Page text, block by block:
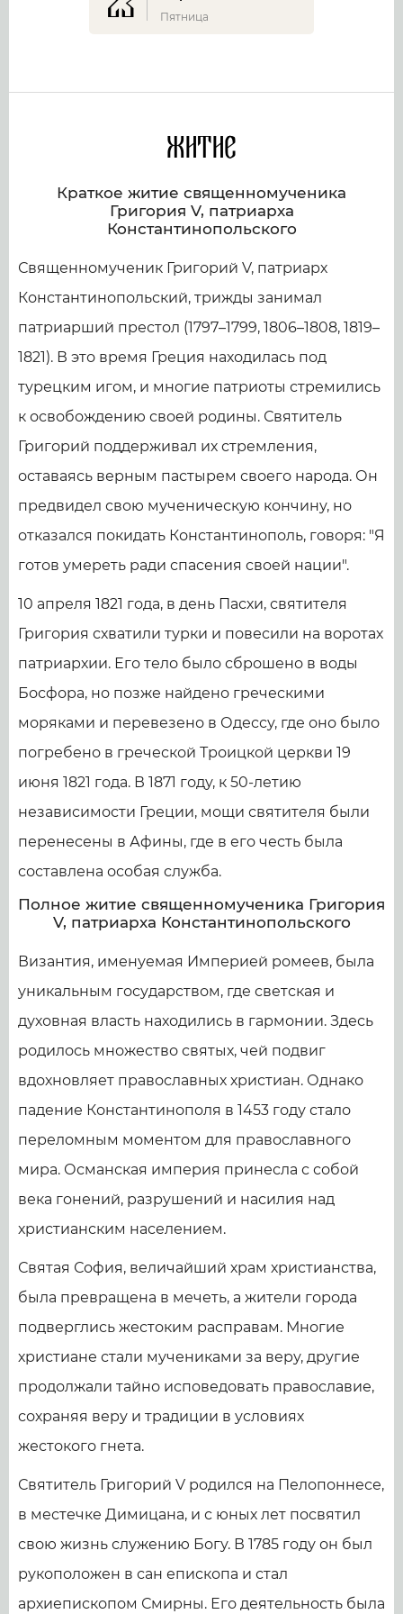
Пятница
Житие
Краткое житие священномученика
Григория V, патриарха
Константинопольского
Священномученик Григорий V, патриарх
Константинопольский, трижды занимал
патриарший престол (1797–1799, 1806–1808, 1819–
1821). В это время Греция находилась под
турецким игом, и многие патриоты стремились
к освобождению своей родины. Святитель
Григорий поддерживал их стремления,
оставаясь верным пастырем своего народа. Он
предвидел свою мученическую кончину, но
отказался покидать Константинополь, говоря: "Я
готов умереть ради спасения своей нации".
10 апреля 1821 года, в день Пасхи, святителя
Григория схватили турки и повесили на воротах
патриархии. Его тело было сброшено в воды
Босфора, но позже найдено греческими
моряками и перевезено в Одессу, где оно было
погребено в греческой Троицкой церкви 19
июня 1821 года. В 1871 году, к 50-летию
независимости Греции, мощи святителя были
перенесены в Афины, где в его честь была
составлена особая служба.
Полное житие священномученика Григория
V, патриарха Константинопольского
Византия, именуемая Империей ромеев, была
уникальным государством, где светская и
духовная власть находились в гармонии. Здесь
родилось множество святых, чей подвиг
вдохновляет православных христиан. Однако
падение Константинополя в 1453 году стало
переломным моментом для православного
мира. Османская империя принесла с собой
века гонений, разрушений и насилия над
христианским населением.
Святая София, величайший храм христианства,
была превращена в мечеть, а жители города
подверглись жестоким расправам. Многие
христиане стали мучениками за веру, другие
продолжали тайно исповедовать православие,
сохраняя веру и традиции в условиях
жестокого гнета.
Святитель Григорий V родился на Пелопоннесе,
в местечке Димицана, и с юных лет посвятил
свою жизнь служению Богу. В 1785 году он был
рукоположен в сан епископа и стал
архиепископом Смирны. Его деятельность была